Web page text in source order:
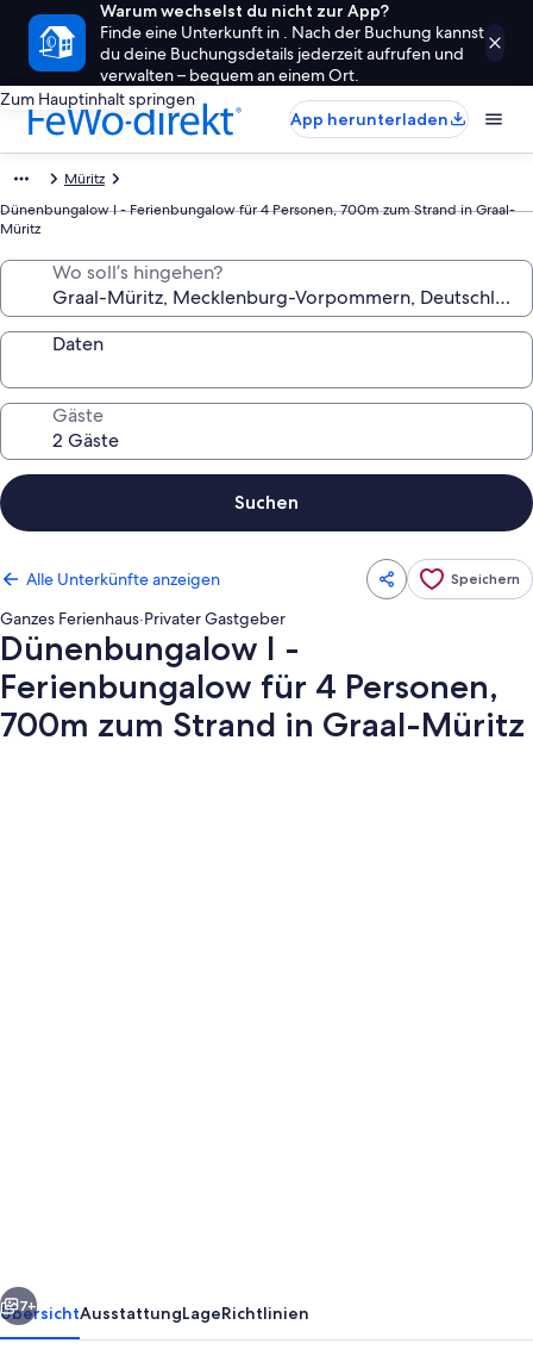
Warum wechselst du nicht zur App?
Finde eine Unterkunft in . Nach der Buchung kannst
du deine Buchungsdetails jederzeit aufrufen und
verwalten – bequem an einem Ort.
Zum Hauptinhalt springen
App herunterladen
Müritz
Dünenbungalow I - Ferienbungalow für 4 Personen, 700m zum Strand in Graal-
Müritz
Wo soll’s hingehen?
Daten
Gäste
Suchen
Alle Unterkünfte anzeigen Speichern
Ganzes Ferienhaus·Privater Gastgeber
Dünenbungalow I -
Ferienbungalow für 4 Personen,
700m zum Strand in Graal-Müritz
Personen,
700m
Weiter
7+
ÜbersichtAusstattungLageRichtlinien